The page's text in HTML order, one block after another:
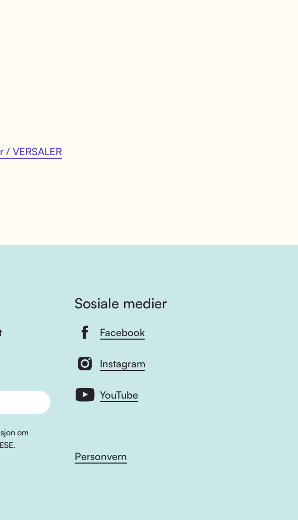
/ VERSALER
om
Sosiale medier
Facebook
Instagram
YouTube
Personvern